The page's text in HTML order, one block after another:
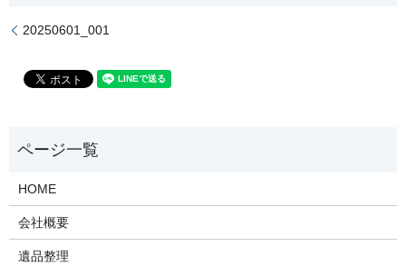
20250601_001
HOME
会社概要
遺品整理